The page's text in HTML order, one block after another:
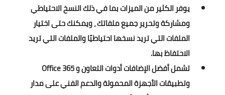
يوفر الكثير من الميزات بما في ذلك النسخ الاحتياطي
ومشاركة وتحرير جميع ملفاتك ، ويمكنك حتى اختيار
الملفات التي تريد نسخها احتياطيًا والملفات التي تريد
الاحتفاظ بها.
تشمل أفضل الإضافات أدوات التعاون و Office 365
وتطبيقات الأجهزة المحمولة والدعم الفني على مدار